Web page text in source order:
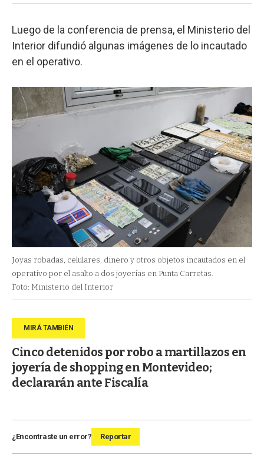
Luego de la conferencia de prensa, el Ministerio del
Interior difundió algunas imágenes de lo incautado
en el operativo.
Joyas robadas, celulares, dinero y otros objetos incautados en el
operativo por el asalto a dos joyerías en Punta Carretas.
Foto: Ministerio del Interior
Cinco detenidos por robo a martillazos en
joyería de shopping en Montevideo;
declararán ante Fiscalía
¿Encontraste un error? Reportar